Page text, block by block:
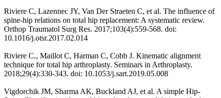
Riviere C, Lazennec JY, Van Der Straeten C, et al. The influence of
spine-hip relations on total hip replacement: A systematic review.
Orthop Traumatol Surg Res. 2017;103(4):559-568. doi:
10.1016/j.otsr.2017.02.014
Riviere C., Maillot C, Harman C, Cobb J. Kinematic alignment
technique for total hip arthroplasty. Seminars in Arthroplasty.
2018;29(4):330-343. doi: 10.1053/j.sart.2019.05.008
Vigdorchik JM, Sharma AK, Buckland AJ, et al. A simple Hip-